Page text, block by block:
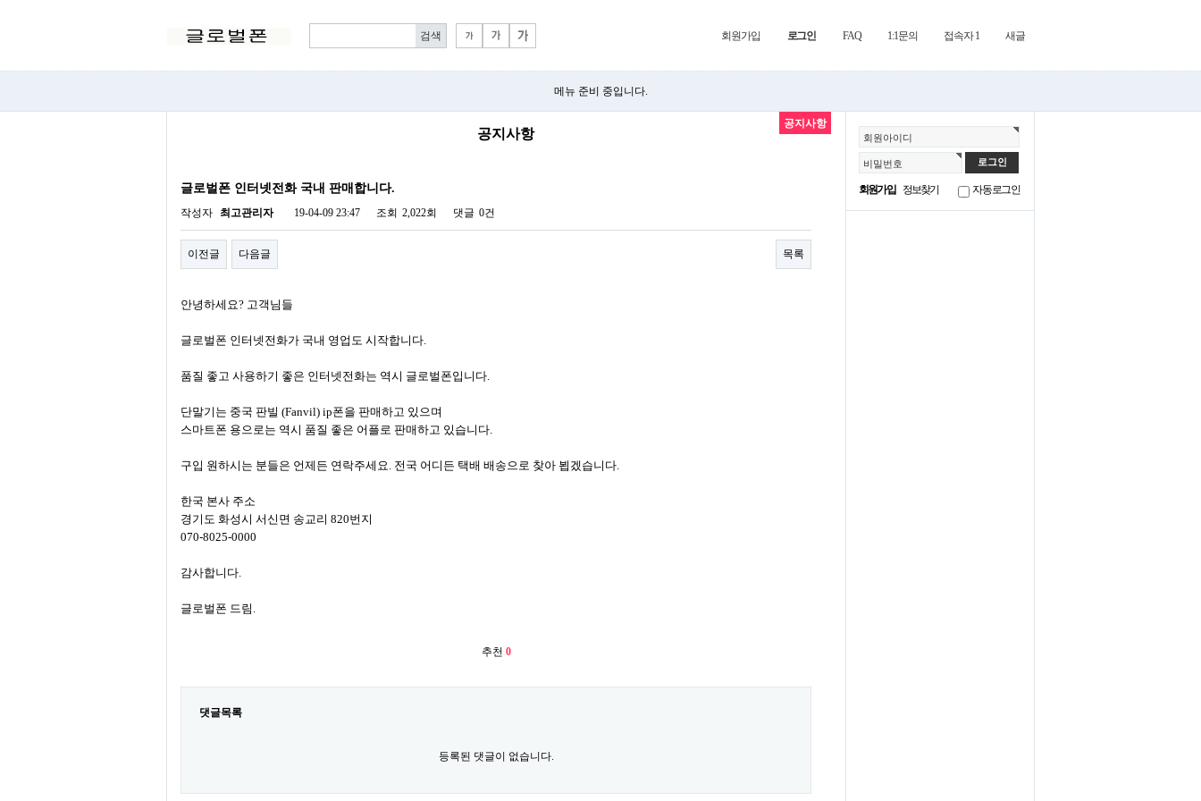
회원가입 로그인 FAQ 1:1문의 접속자 1 새글
메뉴 준비 중입니다.
회원아이디
비밀번호
회원가입 정보찾기 자동로그인
공지사항
공지사항
글로벌폰 인터넷전화 국내 판매합니다.
작성자 최고관리자 19-04-09 23:47 조회 2,022회 댓글 0건
이전글 다음글 목록
안녕하세요? 고객님들
글로벌폰 인터넷전화가 국내 영업도 시작합니다.
품질 좋고 사용하기 좋은 인터넷전화는 역시 글로벌폰입니다.
단말기는 중국 판빌 (Fanvil) ip폰을 판매하고 있으며
스마트폰 용으로는 역시 품질 좋은 어플로 판매하고 있습니다.
구입 원하시는 분들은 언제든 연락주세요. 전국 어디든 택배 배송으로 찾아 뵙겠습니다.
한국 본사 주소
경기도 화성시 서신면 송교리 820번지
070-8025-0000
감사합니다.
글로벌폰 드림.
추천 0
댓글목록
등록된 댓글이 없습니다.